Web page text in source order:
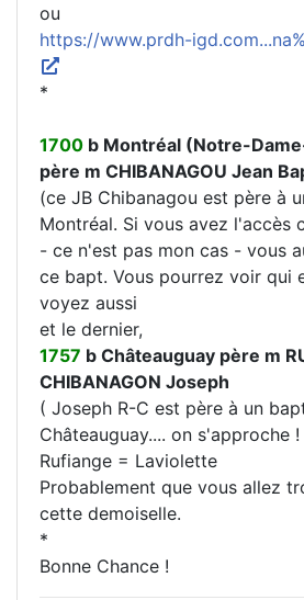
ou
https://www.prdh-
*
1700 b Montréal (Notre-
père m CHIBANAGOU Jean
(ce JB Chibanagou est père à
Montréal. Si vous avez l'accès
- ce n'est pas mon cas - vous
ce bapt. Vous pourrez voir qui
voyez aussi
et le dernier,
1757 b Châteauguay père m
CHIBANAGON Joseph
( Joseph R-C est père à un
Châteauguay.... on s'approche !
Rufiange = Laviolette
Probablement que vous allez
cette demoiselle.
*
Bonne Chance !